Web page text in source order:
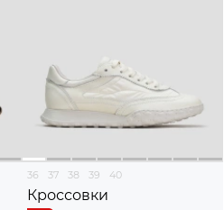
36 37 38 39 40
Кроссовки